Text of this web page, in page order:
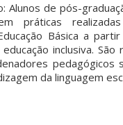
Alunos de pós-
práticas
Básica a
inclusiva. São
da linguagem